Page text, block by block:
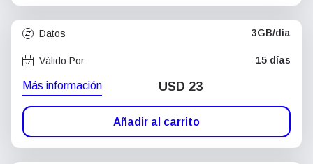
Datos 3GB/día
Válido Por 15 días
Más información USD 23
Añadir al carrito